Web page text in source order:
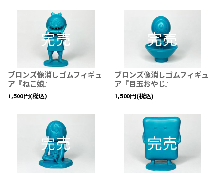
ブロンズ像消しゴムフィギュ
ア『ねこ娘』
1,500円 (税込)
ブロンズ像消しゴムフィギュ
ア『目玉おやじ』
1,500円 (税込)